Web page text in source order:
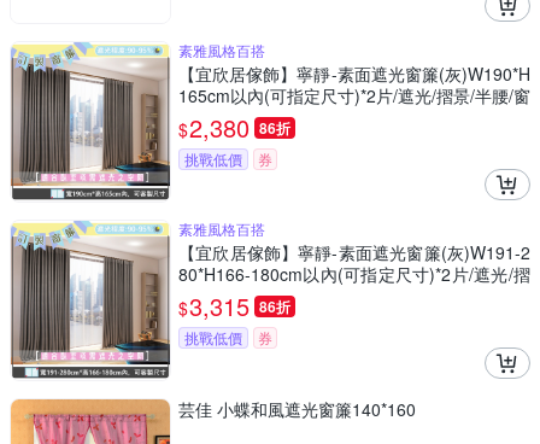
素雅風格百搭
【宜欣居傢飾】寧靜-素面遮光窗簾(灰)W190*H
165cm以內(可指定尺寸)*2片/遮光/摺景/半腰/窗
簾/台灣製MIT
$2,380 86折
挑戰低價 券
素雅風格百搭
【宜欣居傢飾】寧靜-素面遮光窗簾(灰)W191-2
80*H166-180cm以內(可指定尺寸)*2片/遮光/摺
景/半腰/窗簾/台灣製MIT
$3,315 86折
挑戰低價 券
芸佳 小蝶和風遮光窗簾140*160